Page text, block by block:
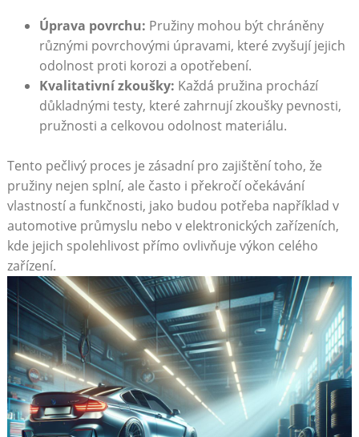
Úprava povrchu: Pružiny mohou být⁤ chráněny
různými povrchovými ⁣úpravami, které zvyšují jejich
odolnost proti korozi a opotřebení.
Kvalitativní zkoušky: Každá pružina ⁣prochází
důkladnými testy, které zahrnují zkoušky pevnosti,
pružnosti a ​celkovou ​odolnost materiálu.
Tento​ pečlivý proces je zásadní pro zajištění toho, že
‌pružiny nejen⁢ splní,⁢ ale často i překročí očekávání
vlastností a funkčnosti, jako budou potřeba například v
automotive⁤ průmyslu‌ nebo v​ elektronických zařízeních,
kde jejich spolehlivost přímo ovlivňuje‍ výkon ⁤celého
‍zařízení.